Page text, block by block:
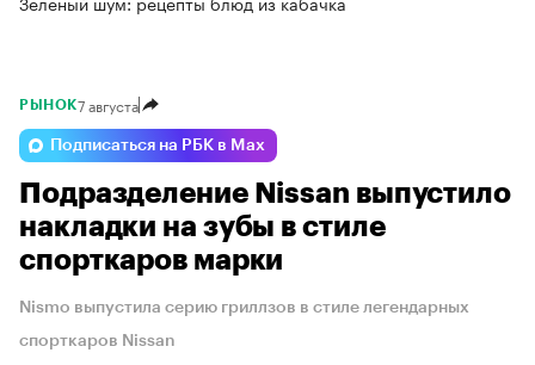
РЫНОК7 августа
Подписаться на РБК в Max
Подразделение Nissan выпустило
накладки на зубы в стиле
спорткаров марки
Nismo выпустила серию гриллзов в стиле легендарных
спорткаров Nissan